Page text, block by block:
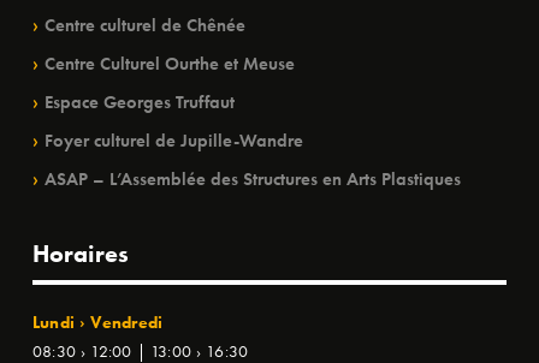
Centre culturel de Chênée
Centre Culturel Ourthe et Meuse
Espace Georges Truffaut
Foyer culturel de Jupille-Wandre
ASAP – L’Assemblée des Structures en Arts Plastiques
Horaires
Lundi › Vendredi
08:30 › 12:00 | 13:00 › 16:30